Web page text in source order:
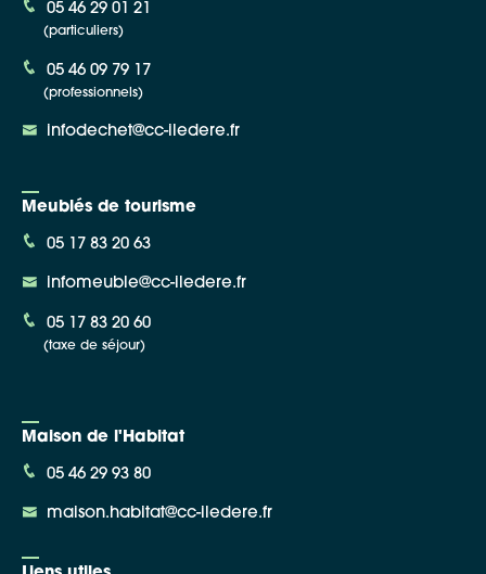
05 46 29 01 21
(particuliers)
05 46 09 79 17
(professionnels)
infodechet@cc-iledere.fr
Meublés de tourisme
05 17 83 20 63
infomeuble@cc-iledere.fr
05 17 83 20 60
(taxe de séjour)
Maison de l'Habitat
05 46 29 93 80
maison.habitat@cc-iledere.fr